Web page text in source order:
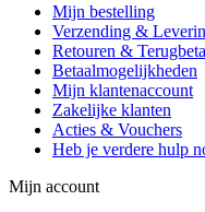
Mijn bestelling
Verzending &
Retouren &
Betaalmogelijkheden
Mijn klantenaccount
Zakelijke klanten
Acties & Vouchers
Heb je verdere hulp
Mijn account